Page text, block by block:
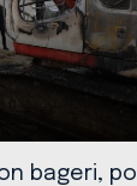
bageri, po